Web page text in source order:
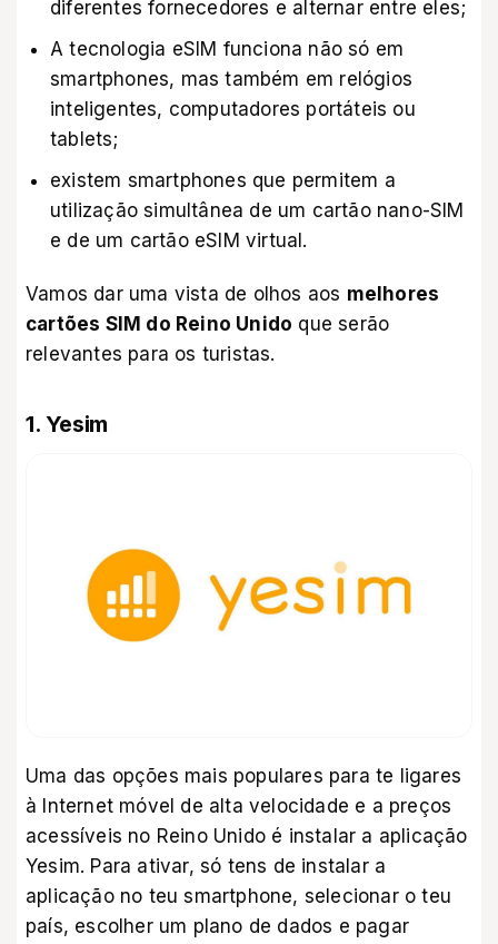
diferentes fornecedores e alternar entre eles;
A tecnologia eSIM funciona não só em
smartphones, mas também em relógios
inteligentes, computadores portáteis ou
tablets;
existem smartphones que permitem a
utilização simultânea de um cartão nano-SIM
e de um cartão eSIM virtual.
Vamos dar uma vista de olhos aos melhores
cartões SIM do Reino Unido que serão
relevantes para os turistas.
1. Yesim
Uma das opções mais populares para te ligares
à Internet móvel de alta velocidade e a preços
acessíveis no Reino Unido é instalar a aplicação
Yesim. Para ativar, só tens de instalar a
aplicação no teu smartphone, selecionar o teu
país, escolher um plano de dados e pagar